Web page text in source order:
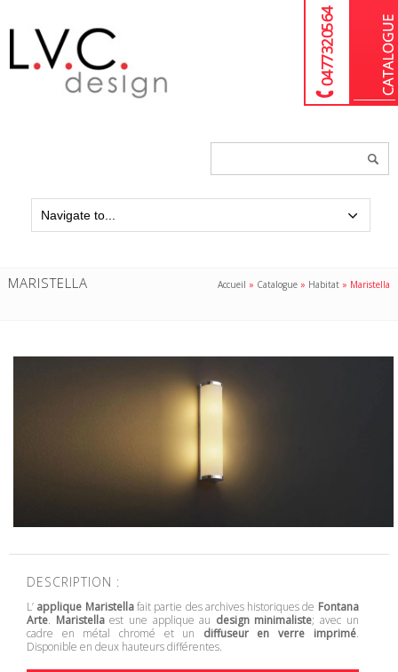
04 77 32 05 64
MARISTELLA Accueil » Catalogue » Habitat » Maristella
DESCRIPTION :
L’ applique Maristellafait partie des archives historiques de Fontana
Arte. Maristellaest une applique au design minimaliste; avec un
cadre en métal chromé et un diffuseur en verre imprimé.
Disponible en deux hauteurs différentes.